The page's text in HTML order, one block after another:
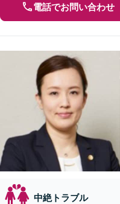
電話でお問い合わせ
中絶トラブル